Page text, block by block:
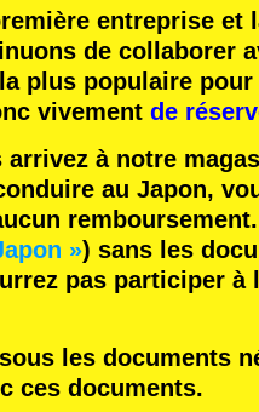
entreprise et
de collaborer
plus populaire pour
vivement de
à notre
au Japon,
remboursement.
») sans les
pas participer
les documents
ces documents.